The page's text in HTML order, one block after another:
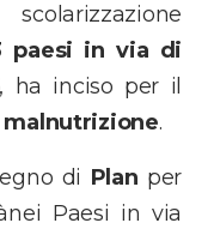
paesi in via di
, ha inciso per il
malnutrizione.
di Plan per
Paesi in via